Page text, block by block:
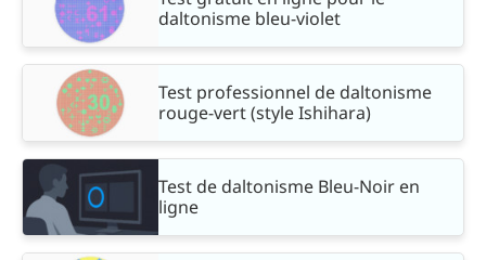
daltonisme bleu-violet
Test professionnel de daltonisme
rouge-vert (style Ishihara)
Test de daltonisme Bleu-Noir en
ligne